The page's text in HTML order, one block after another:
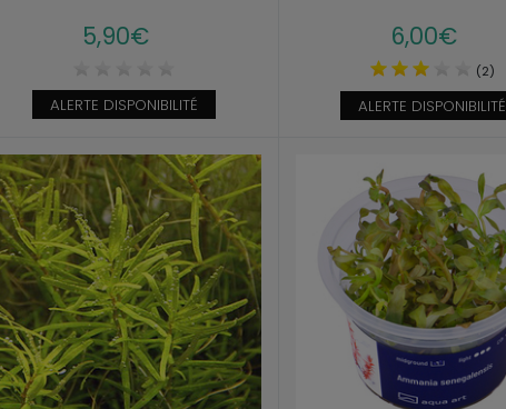
5,90€
ALERTE DISPONIBILITÉ
6,00€
(2)
ALERTE DISPONIBILITÉ